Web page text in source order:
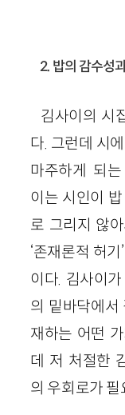
2. 밥의 감수성
김사이의 시
다. 그런데 시
마주하게 되
이는 시인이
로 그리지 않
‘존재론적 허
이다. 김사이
의 밑바닥에서
재하는 어떤
데 저 처절한
의 우회로가 필